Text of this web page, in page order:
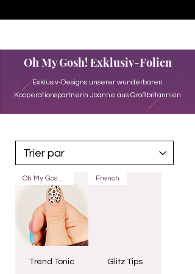
Oh My Gosh! Exklusiv-Folien
Exklusiv-Designs unserer wunderbaren
Kooperationspartnerin Joanne aus Großbritannien
Oh My Gosh! Overlay
Trend Tonic
French
Glitz Tips